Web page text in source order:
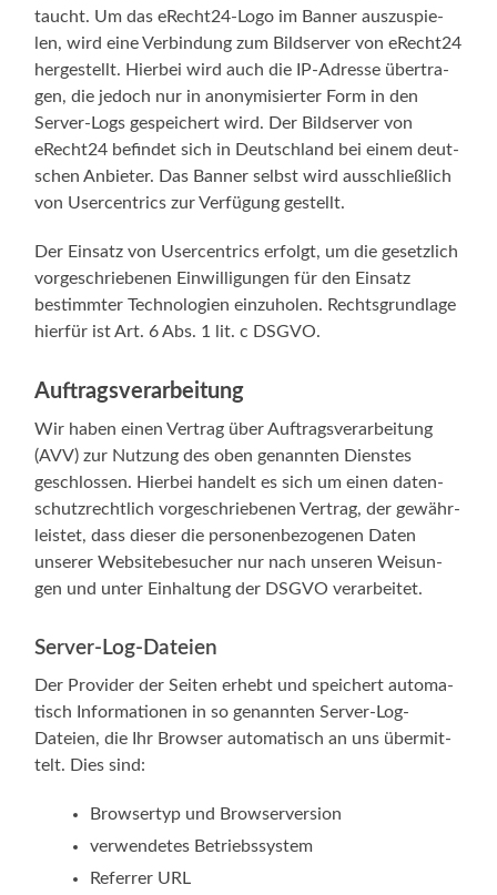
taucht. Um das eRecht24-Logo im Ban­ner aus­zu­spie­
len, wird eine Ver­bin­dung zum Bild­ser­ver von eRecht24
her­ge­stellt. Hier­bei wird auch die IP-Adresse über­tra­
gen, die jedoch nur in anony­mi­sier­ter Form in den
Server-Logs gespei­chert wird. Der Bild­ser­ver von
eRecht24 befin­det sich in Deutsch­land bei einem deut­
schen Anbie­ter. Das Ban­ner selbst wird aus­schließ­lich
von User­cen­trics zur Ver­fü­gung gestellt.
Der Ein­satz von User­cen­trics erfolgt, um die gesetz­lich
vor­ge­schrie­be­nen Ein­wil­li­gun­gen für den Ein­satz
bestimm­ter Tech­no­lo­gien ein­zu­ho­len. Rechts­grund­la­ge
hier­für ist Art. 6 Abs. 1 lit. c DSGVO.
Auftragsverarbeitung
Wir haben einen Ver­trag über Auf­trags­ver­ar­bei­tung
(AVV) zur Nut­zung des oben genann­ten Diens­tes
geschlos­sen. Hier­bei han­delt es sich um einen daten­
schutz­recht­lich vor­ge­schrie­be­nen Ver­trag, der gewähr­
leis­tet, dass die­ser die per­so­nen­be­zo­ge­nen Daten
unse­rer Web­site­be­su­cher nur nach unse­ren Wei­sun­
gen und unter Ein­hal­tung der DSGVO verarbeitet.
Server-Log-Dateien
Der Pro­vi­der der Sei­ten erhebt und spei­chert auto­ma­
tisch Infor­ma­tio­nen in so genann­ten Server-Log-
Dateien, die Ihr Brow­ser auto­ma­tisch an uns über­mit­
telt. Dies sind:
Brow­ser­typ und Browserversion
ver­wen­de­tes Betriebssystem
Refer­rer URL